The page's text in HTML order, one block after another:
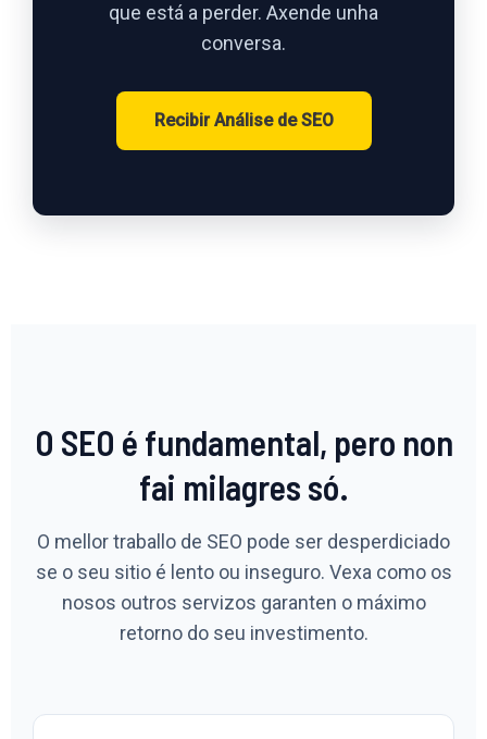
que está a perder. Axende unha
conversa.
Recibir Análise de SEO
O SEO é fundamental, pero non
fai milagres só.
O mellor traballo de SEO pode ser desperdiciado
se o seu sitio é lento ou inseguro. Vexa como os
nosos outros servizos garanten o máximo
retorno do seu investimento.